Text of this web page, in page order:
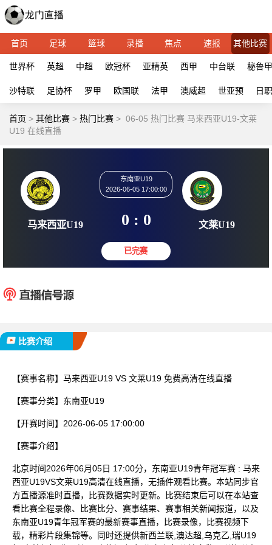
首页 足球 篮球 录播 焦点 速报 其他比赛
世界杯 英超 中超 欧冠杯 亚精英 西甲 中台联 秘鲁甲
沙特联 足协杯 罗甲 欧国联 法甲 澳威超 世亚预 日
首页 > 其他比赛 > 热门比赛 > 06-05 热门比赛 马来西亚U19-文莱
U19 在线直播
东南亚U19
2026-06-05 17:00:00
0 : 0
比赛介绍
【赛事名称】 马来西亚U19 VS 文莱U19 免费高清在线直播
【赛事分类】 东南亚U19
【开赛时间】 2026-06-05 17:00:00
【赛事介绍】
北京时间2026年06月05日 17:00分，东南亚U19青年冠军赛 : 马来
西亚U19VS文莱U19高清在线直播，无插件观看比赛。本站同步官
方直播源准时直播，比赛数据实时更新。比赛结束后可以在本站查
看比赛全程录像、比赛比分、赛事结果、赛事相关新闻报道，以及
东南亚U19青年冠军赛的最新赛事直播，比赛录像，比赛视频下
载，精彩片段集锦等。同时还提供新西兰联,澳达超,乌克乙,瑞U19